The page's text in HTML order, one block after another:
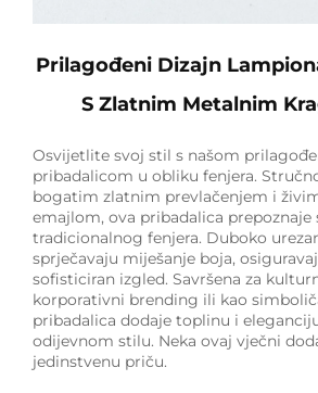
Prilagođeni Dizajn
S Zlatnim Metalnim
Osvijetlite svoj stil s našom
pribadalicom u obliku fenjera.
bogatim zlatnim prevlačenjem i
emajlom, ova pribadalica prepoznaje
tradicionalnog fenjera. Duboko
sprječavaju miješanje boja,
sofisticiran izgled. Savršena za
korporativni brending ili kao
pribadalica dodaje toplinu i
odijevnom stilu. Neka ovaj vječni
jedinstvenu priču.